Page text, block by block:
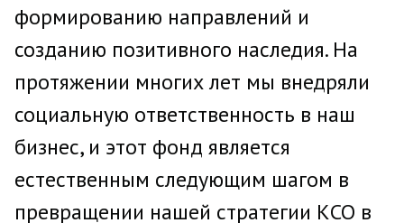
формированию направлений и
созданию позитивного наследия. На
протяжении многих лет мы внедряли
социальную ответственность в наш
бизнес, и этот фонд является
естественным следующим шагом в
превращении нашей стратегии КСО в